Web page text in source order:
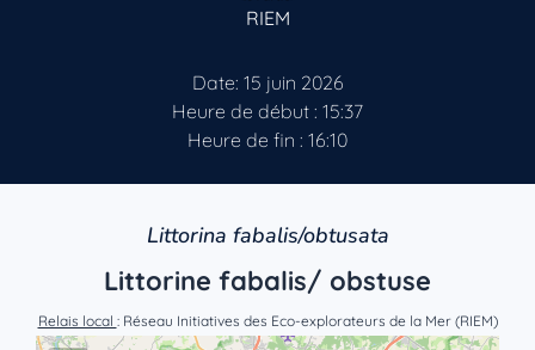
RIEM
Date: 15 juin 2026
Heure de début : 15:37
Heure de fin : 16:10
Littorina fabalis/obtusata
Littorine fabalis/ obstuse
Relais local : Réseau Initiatives des Eco-explorateurs de la Mer (RIEM)